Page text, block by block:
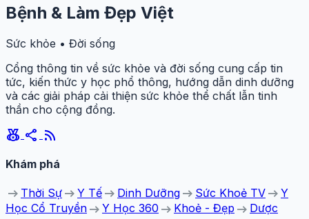
Bệnh & Làm Đẹp Việt
Sức khỏe • Đời sống
Cổng thông tin về sức khỏe và đời sống cung cấp tin
tức, kiến thức y học phổ thông, hướng dẫn dinh dưỡng
và các giải pháp cải thiện sức khỏe thể chất lẫn tinh
thần cho cộng đồng.
social_leaderboard share rss_feed
Khám phá
arrow_right_alt Thời Sự arrow_right_alt Y Tế arrow_right_alt Dinh Dưỡng arrow_right_alt Sức Khoẻ TV arrow_right_alt Y
Học Cổ Truyền arrow_right_alt Y Học 360 arrow_right_alt Khoẻ - Đẹp arrow_right_alt Dược